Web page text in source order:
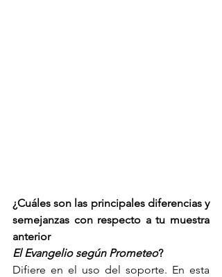
¿Cuáles son las principales diferencias y
semejanzas con respecto a tu muestra
anterior
El Evangelio según Prometeo?
Difiere en el uso del soporte. En esta